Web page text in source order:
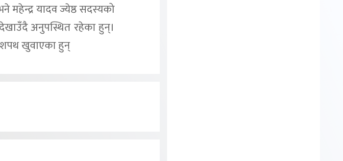
महेन्द्र यादव ज्येष्ठ सदस्यको
अनुपस्थित रहेका हुन्।
खुवाएका हुन्